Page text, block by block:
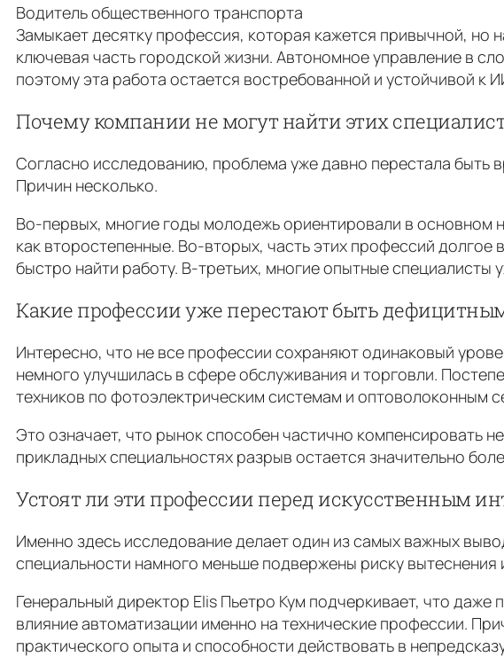
Водитель общественного транспорта
Замыкает десятку профессия, которая кажется привычной, но
ключевая часть городской жизни. Автономное управление в
поэтому эта работа остается востребованной и устойчивой к
Почему компании не могут найти этих
Согласно исследованию, проблема уже давно перестала быть
Причин несколько.
Во-первых, многие годы молодежь ориентировали в основном
как второстепенные. Во-вторых, часть этих профессий
быстро найти работу. В-третьих, многие опытные специалисты
Какие профессии уже перестают быть
Интересно, что не все профессии сохраняют одинаковый
немного улучшилась в сфере обслуживания и торговли.
техников по фотоэлектрическим системам и оптоволоконным
Это означает, что рынок способен частично компенсировать
прикладных специальностях разрыв остается значительно
Устоят ли эти профессии перед искусственным
Именно здесь исследование делает один из самых важных
специальности намного меньше подвержены риску вытеснения
Генеральный директор Elis Пьетро Кум подчеркивает, что
влияние автоматизации именно на технические профессии.
практического опыта и способности действовать в